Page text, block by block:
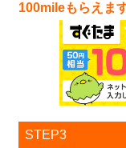
100mileもらえま
STEP3